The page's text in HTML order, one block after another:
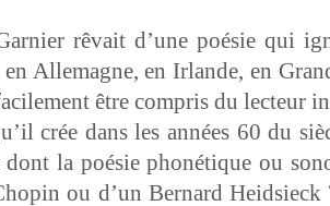
rêvait d’une poésie qui
en Alle­magne, en Irlande, en
être com­pris du lecteur
crée dans les années 60 du
dont la poésie phoné­tique ou
ou d’un Bernard